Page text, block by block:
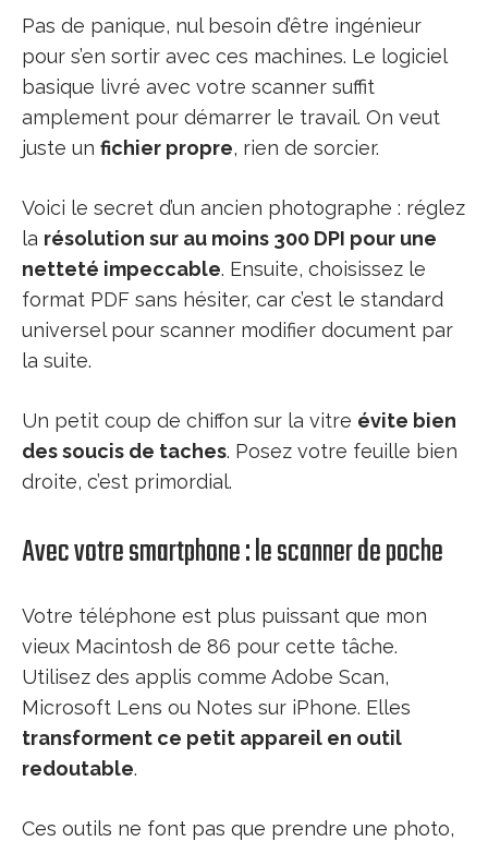
Pas de panique, nul besoin d’être ingénieur
pour s’en sortir avec ces machines. Le logiciel
basique livré avec votre scanner suffit
amplement pour démarrer le travail. On veut
juste un fichier propre, rien de sorcier.
Voici le secret d’un ancien photographe : réglez
la résolution sur au moins 300 DPI pour une
netteté impeccable. Ensuite, choisissez le
format PDF sans hésiter, car c’est le standard
universel pour scanner modifier document par
la suite.
Un petit coup de chiffon sur la vitre évite bien
des soucis de taches. Posez votre feuille bien
droite, c’est primordial.
Avec votre smartphone : le scanner de poche
Votre téléphone est plus puissant que mon
vieux Macintosh de 86 pour cette tâche.
Utilisez des applis comme Adobe Scan,
Microsoft Lens ou Notes sur iPhone. Elles
transforment ce petit appareil en outil
redoutable.
Ces outils ne font pas que prendre une photo,